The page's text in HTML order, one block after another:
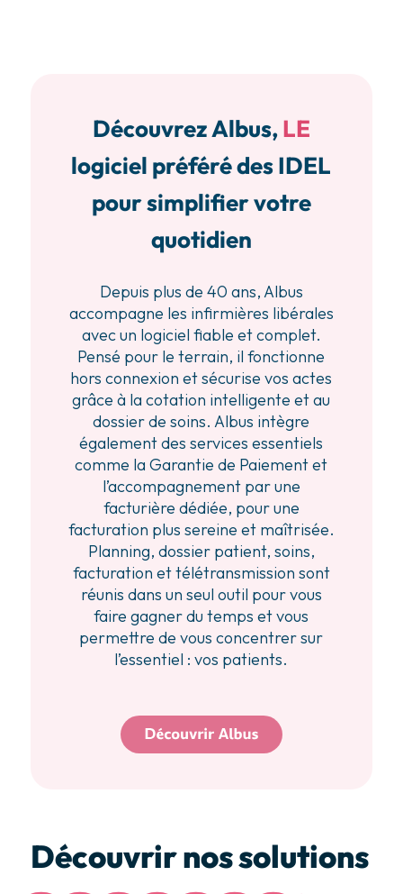
Découvrez Albus,LE
logiciel préféré des IDEL
pour simplifier votre
quotidien
Depuis plus de 40 ans, Albus
accompagne les infirmières libérales
avec un logiciel fiable et complet.
Pensé pour le terrain, il fonctionne
hors connexion et sécurise vos actes
grâce à la cotation intelligente et au
dossier de soins. Albus intègre
également des services essentiels
comme la Garantie de Paiement et
l’accompagnement par une
facturière dédiée, pour une
facturation plus sereine et maîtrisée.
Planning, dossier patient, soins,
facturation et télétransmission sont
réunis dans un seul outil pour vous
faire gagner du temps et vous
permettre de vous concentrer sur
l’essentiel : vos patients.
Découvrir nos solutions